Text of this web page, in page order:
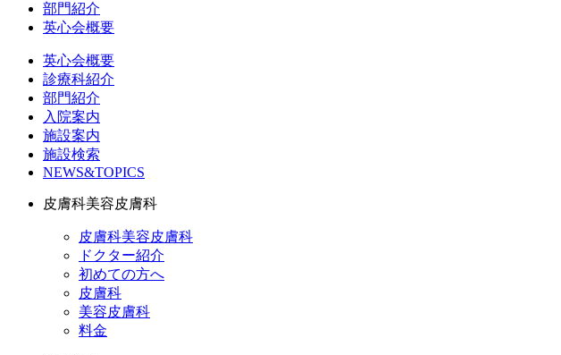
部門紹介
英心会概要
英心会概要
診療科紹介
部門紹介
入院案内
施設案内
施設検索
NEWS&TOPICS
皮膚科美容皮膚科
皮膚科美容皮膚科
ドクター紹介
初めての方へ
皮膚科
美容皮膚科
料金